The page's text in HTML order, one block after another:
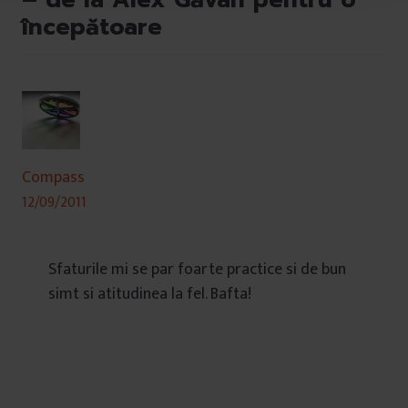
începătoare
Compass
12/09/2011
Sfaturile mi se par foarte practice si de bun
simt si atitudinea la fel. Bafta!